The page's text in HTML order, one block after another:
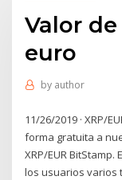
Valor
euro
by author
11/26/2019 · XRP/
forma gratuita a
XRP/EUR
los usuarios varios